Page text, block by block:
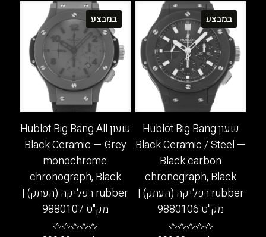
יש
מספר
סוגים.
ניתן
לבחור
את
האפשרויות
בעמוד
המוצר
זה
יש
מספר
סוגים.
ניתן
לבחור
את
האפשרויות
בעמוד
המוצר
במבצע
שעון Hublot Big Bang
Black Ceramic / Steel —
Black carbon
chronograph, Black
rubber רפליקה (העתק) |
מק"ט 9880106
במבצע
שעון Hublot Big Bang All
Black Ceramic — Grey
monochrome
chronograph, Black
rubber רפליקה (העתק) |
מק"ט 9880107